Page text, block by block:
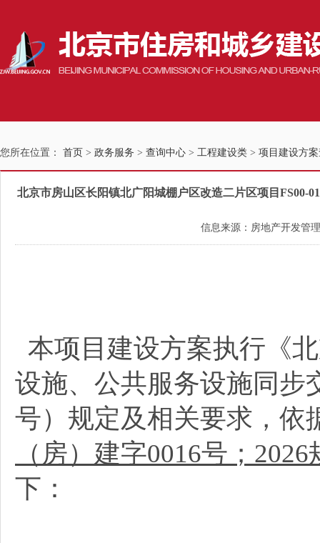
您所在位置： 首页 > 政务服务 > 查询中心 > 工程建设类 > 项目建设方
北京市房山区长阳镇北广阳城棚户区改造二片区项目FS00-
信息来源：房地产开发管
本项目建设方案执行《
设施、公共服务设施同步
号）规定及相关要求，依
（房）建字0016号；
下：